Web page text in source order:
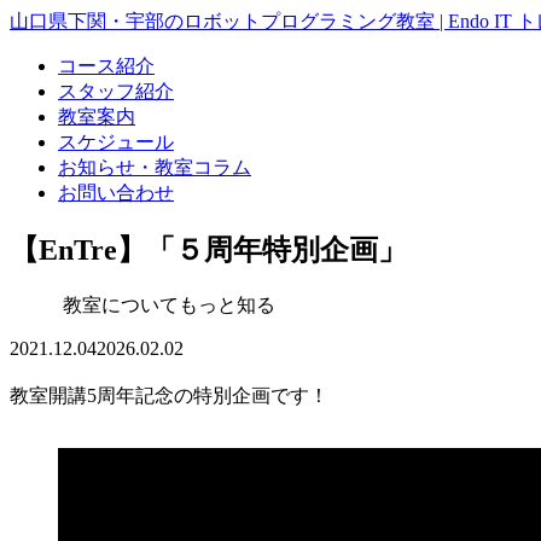
山口県下関・宇部のロボットプログラミング教室 | Endo IT
コース紹介
スタッフ紹介
教室案内
スケジュール
お知らせ・教室コラム
お問い合わせ
【EnTre】「５周年特別企画」
教室についてもっと知る
2021.12.042026.02.02
教室開講5周年記念の特別企画です！